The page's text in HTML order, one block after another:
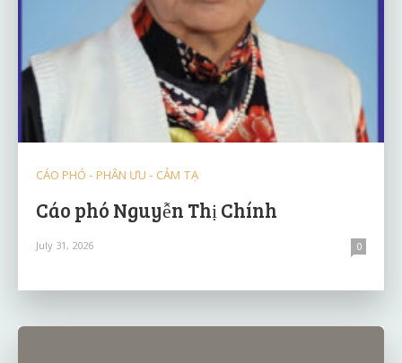
CÁO PHÓ - PHÂN ƯU - CẢM TẠ
Cáo phó Nguyễn Thị Chính
July 31, 2026 0